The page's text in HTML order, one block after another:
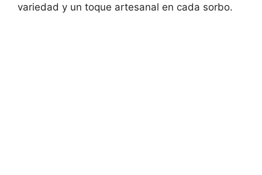
variedad y un toque artesanal en cada sorbo.